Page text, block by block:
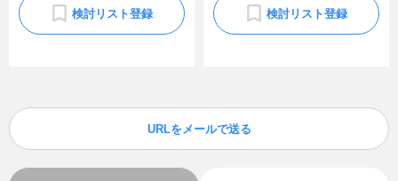
検討リスト登録 検討リスト登録
URLをメールで送る